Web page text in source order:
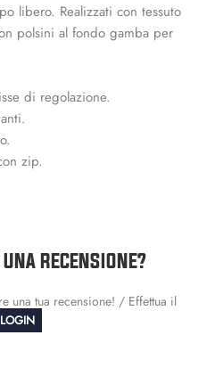
libero. Realizzati con tessuto
polsini al fondo gamba per
di regolazione.
zip.
RECENSIONE?
una tua recensione! / Effettua il
LOGIN